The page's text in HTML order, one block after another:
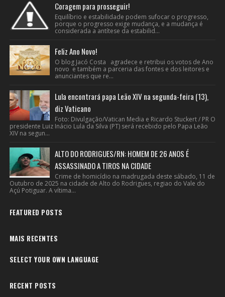
Coragem para prosseguir!
Equilíbrio e estabilidade podem sufocar o progresso,
porque o progresso exige mudança, e a mudança é
considerada a antítese da estabilid...
Feliz Ano Novo!
O blog Jacó Costa agradece e retribui os votos de Ano
novo e também a parceria das fontes e dos leitores e
anunciantes que re...
Lula encontrará papa Leão XIV na segunda-feira (13),
diz Vaticano
Foto: Divulgação/Vatican Media e Ricardo Stuckert / PR O
presidente Luiz Inácio Lula da Silva (PT) será recebido pelo Papa Leão
XIV na segun...
ALTO DO RODRIGUES/RN: HOMEM DE 26 ANOS É
ASSASSINADO A TIROS NA CIDADE
Crime de homicídio na madrugada deste sábado, 11 de
Outubro de 2025 na cidade de Alto do Rodrigues, regiao do Vale do
Açú Potiguar. A vítima...
FEATURED POSTS
MAIS RECENTES
SELECT YOUR OWN LANGUAGE
RECENT POSTS